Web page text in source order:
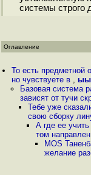
системы строго
Оглавление
То есть предметной
но чувствуете в , ыы
Базовая система
зависят от тучи
Тебе уже
свою сборку
А где ее
том
MOS
желание